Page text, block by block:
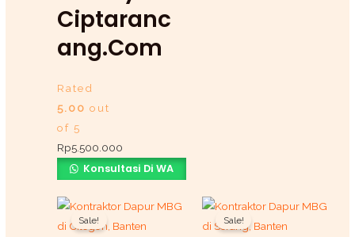
Ciptaranc
Ang.com
Rated
5.00 out
of 5
Rp5.500.000
Konsultasi Di WA
Sale!
Original
price
Current
price
Sale!
Original
price
Current
price